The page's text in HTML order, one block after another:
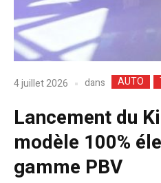
4 juillet 2026 dans AUTO
Lancement du
modèle 100%
gamme PBV